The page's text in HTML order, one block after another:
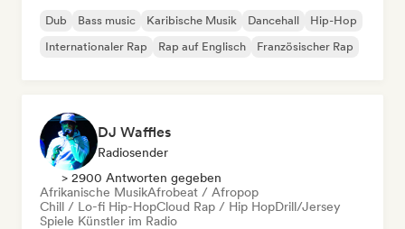
Dub Bass music Karibische Musik Dancehall
Hip-Hop
Internationaler Rap
Rap auf Englisch Französischer Rap
DJ Waffles
Radiosender
> 2900 Antworten gegeben
Afrikanische MusikAfrobeat / Afropop
Chill / Lo-fi Hip-HopCloud Rap / Hip HopDrill/Jersey
Spiele Künstler im Radio